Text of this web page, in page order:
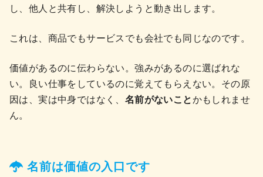
し、他人と共有し、解決しようと動き出します。
これは、商品でもサービスでも会社でも同じなのです。
価値があるのに伝わらない。強みがあるのに選ばれな
い。良い仕事をしているのに覚えてもらえない。その原
因は、実は中身ではなく、 名前がないことかもしれませ
ん。
名前は価値の入口です